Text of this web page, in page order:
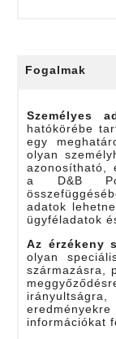
Fogalmak
Személyes
hatókörébe
egy
olyan
azonosítható,
a D&B
adatok
ügyféladatok
Az érzékeny
olyan
származásra,
információkat